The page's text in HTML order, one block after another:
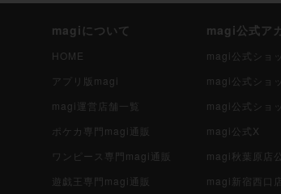
magiについて
HOME
アプリ版magi
magi運営店舗一覧
ポケカ専門magi通販
ワンピース専門magi通販
遊戯王専門magi通販
magi公式ア
magi公式ショ
magi公式ショ
magi公式ショ
magi公式X
magi秋葉原店
magi新宿西口